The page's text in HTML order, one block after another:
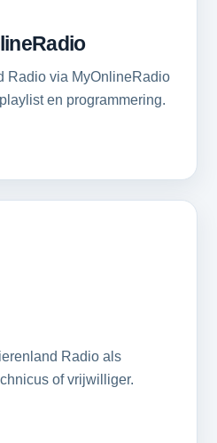
Radio via MyOnlineRadio
en programmering.
Radio als
of vrijwilliger.